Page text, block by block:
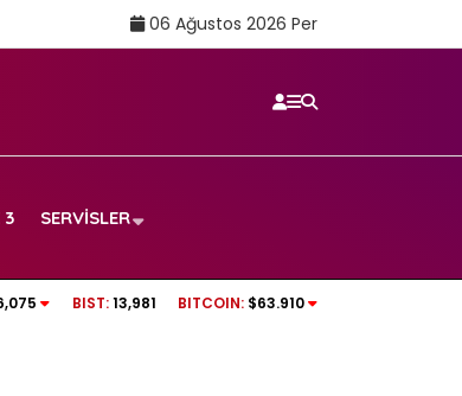
06 Ağustos 2026 Per
3 SERVISLER
ait
tv100 CANLI İZLE | Beşiktaş – Hradec
BIST: 13,981 BITCOIN: $63.910